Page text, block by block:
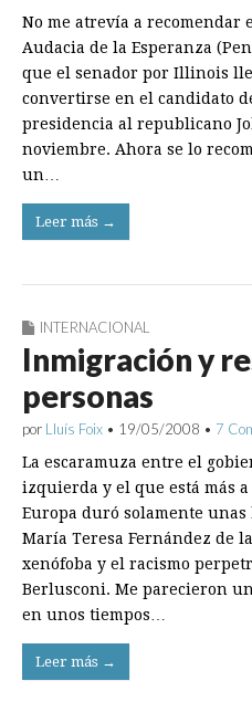
No me atrevía a recomendar
Audacia de la Esperanza
que el senador por Illinois
convertirse en el candidato
presidencia al republicano
noviembre. Ahora se lo
un…
Leer más →
INTERNACIONAL
Inmigración y
personas
por Lluís Foix • 19/05/2008 • 7
La escaramuza entre el
izquierda y el que está más
Europa duró solamente
María Teresa Fernández de
xenófoba y el racismo
Berlusconi. Me parecieron
en unos tiempos…
Leer más →